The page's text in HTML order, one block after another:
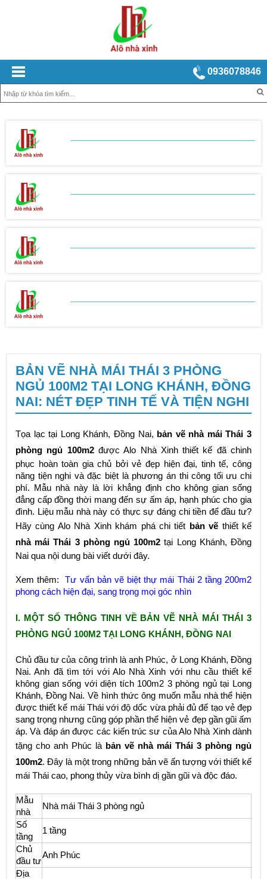
0936078846
BẢN VẼ NHÀ MÁI THÁI 3 PHÒNG
NGỦ 100M2 TẠI LONG KHÁNH, ĐỒNG
NAI: NÉT ĐẸP TINH TẾ VÀ TIỆN NGHI
Tọa lạc tại Long Khánh, Đồng Nai, bản vẽ nhà mái Thái 3
phòng ngủ 100m2được Alo Nhà Xinh thiết kế đã chinh
phục hoàn toàn gia chủ bởi vẻ đẹp hiện đại, tinh tế, công
năng tiện nghi và đặc biệt là phương án thi công tối ưu chi
phí. Mẫu nhà này là lời khẳng định cho không gian sống
đẳng cấp đồng thời mang đến sự ấm áp, hạnh phúc cho gia
đình. Liệu mẫu nhà này có thực sự đáng chi tiền để đầu tư?
Hãy cùng Alo Nhà Xinh khám phá chi tiết bản vẽ thiết kế
nhà mái Thái 3 phòng ngủ 100m2 tại Long Khánh, Đồng
Nai qua nội dung bài viết dưới đây.
Xem thêm:Tư vấn bản vẽ biệt thự mái Thái 2 tầng 200m2
phong cách hiện đại, sang trọng mọi góc nhìn
I. MỘT SỐ THÔNG TINH VỀ BẢN VẼ NHÀ MÁI THÁI 3
PHÒNG NGỦ 100M2 TẠI LONG KHÁNH, ĐỒNG NAI
Chủ đầu tư của công trình là anh Phúc, ở Long Khánh, Đồng
Nai. Anh đã tìm tới với Alo Nhà Xinh với nhu cầu thiết kế
không gian sống với diện tích 100m2 3 phòng ngủ tại Long
Khánh, Đồng Nai. Về hình thức ông muốn mẫu nhà thể hiện
được thiết kế mái Thái với độ dốc vừa phải đủ để tạo vẻ đẹp
sang trọng nhưng cũng góp phần thể hiện vẻ đẹp gần gũi ấm
áp. Và đáp án được các kiến trúc sư của Alo Nhà Xinh dành
tặng cho anh Phúc là bản vẽ nhà mái Thái 3 phòng ngủ
100m2. Đây là một trong những bản vẽ ấn tượng với thiết kế
mái Thái cao, phong thủy vừa bình dị gần gũi và độc đáo.
Mẫu
nhà
Nhà mái Thái 3 phòng ngủ
Số
tầng
1 tầng
Chủ
đầu tư
Anh Phúc
Địa